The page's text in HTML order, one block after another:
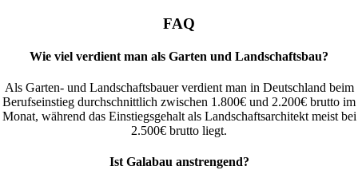
FAQ
Wie viel verdient man als Garten und Landschaftsbau?
Als Garten- und Landschaftsbauer verdient man in Deutschland beim
Berufseinstieg durchschnittlich zwischen 1.800€ und 2.200€ brutto im
Monat, während das Einstiegsgehalt als Landschaftsarchitekt meist bei
2.500€ brutto liegt.
Ist Galabau anstrengend?